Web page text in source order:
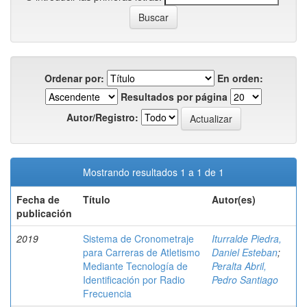
Ordenar por:
En orden:
Resultados por página
Autor/Registro:
Mostrando resultados 1 a 1 de 1
Fecha de
publicación
Título Autor(es)
2019
Sistema de Cronometraje
para Carreras de Atletismo
Mediante Tecnología de
Identificación por Radio
Frecuencia
Iturralde Piedra,
Daniel Esteban;
Peralta Abril,
Pedro Santiago